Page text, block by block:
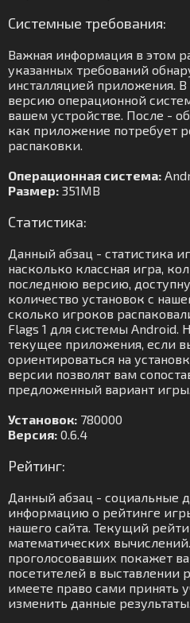
Системные требования:
Важная информация в этом
указанных требований
инсталляцией приложения.
версию операционной
вашем устройстве. После -
как приложение потребует
распаковки.
Операционная система:
Размер: 351MB
Статистика:
Данный абзац - статистика
насколько классная игра,
последнюю версию,
количество установок с
сколько игроков
Flags 1 для системы Android.
текущее приложения, если
ориентироваться на
версии позволят вам
предложенный вариант игры.
Установок: 780000
Версия: 0.6.4
Рейтинг:
Данный абзац - социальные
информацию о рейтинге
нашего сайта. Текущий
математических
проголосовавших покажет
посетителей в выставлении
имеете право сами принять
изменить данные результаты.